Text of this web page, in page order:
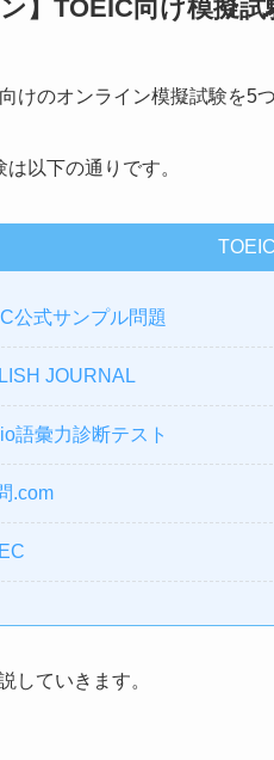
】TOEIC向け模擬試
けのオンライン模擬試験を5
以下の通りです。
公式サンプル問題
JOURNAL
語彙力診断テスト
.com
していきます。